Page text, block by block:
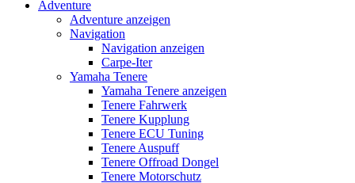
Adventure
Adventure anzeigen
Navigation
Navigation anzeigen
Carpe-Iter
Yamaha Tenere
Yamaha Tenere anzeigen
Tenere Fahrwerk
Tenere Kupplung
Tenere ECU Tuning
Tenere Auspuff
Tenere Offroad Dongel
Tenere Motorschutz